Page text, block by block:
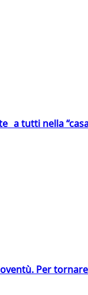
a tutti nella
Per